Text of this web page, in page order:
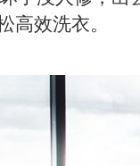
高效洗衣。